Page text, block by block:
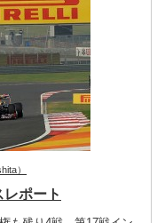
）
レポート